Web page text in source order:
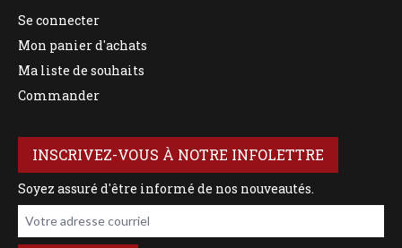
Se connecter
Mon panier d'achats
Ma liste de souhaits
Commander
INSCRIVEZ-VOUS À NOTRE INFOLETTRE
Soyez assuré d'être informé de nos nouveautés.
Votre adresse courriel